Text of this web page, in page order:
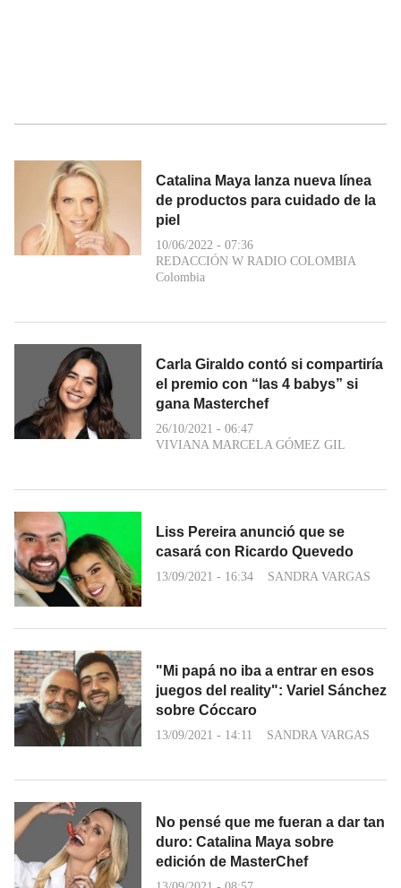
Catalina Maya lanza nueva línea
de productos para cuidado de la
piel
10/06/2022 - 07:36
REDACCIÓN W RADIO COLOMBIA
Colombia
Carla Giraldo contó si compartiría
el premio con “las 4 babys” si
gana Masterchef
26/10/2021 - 06:47
VIVIANA MARCELA GÓMEZ GIL
Liss Pereira anunció que se
casará con Ricardo Quevedo
13/09/2021 - 16:34 SANDRA VARGAS
"Mi papá no iba a entrar en esos
juegos del reality": Variel Sánchez
sobre Cóccaro
13/09/2021 - 14:11 SANDRA VARGAS
No pensé que me fueran a dar tan
duro: Catalina Maya sobre
edición de MasterChef